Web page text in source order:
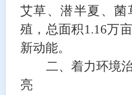
艾草、潜半夏 、菌
殖 ，总面积1.16万亩
新动能。
二、着力环境
亮